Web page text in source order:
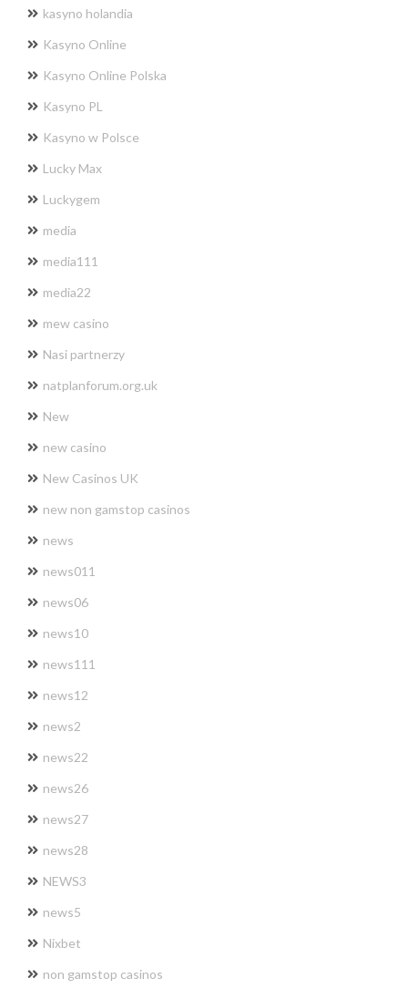
kasyno holandia
Kasyno Online
Kasyno Online Polska
Kasyno PL
Kasyno w Polsce
Lucky Max
Luckygem
media
media111
media22
mew casino
Nasi partnerzy
natplanforum.org.uk
New
new casino
New Casinos UK
new non gamstop casinos
news
news011
news06
news10
news111
news12
news2
news22
news26
news27
news28
NEWS3
news5
Nixbet
non gamstop casinos